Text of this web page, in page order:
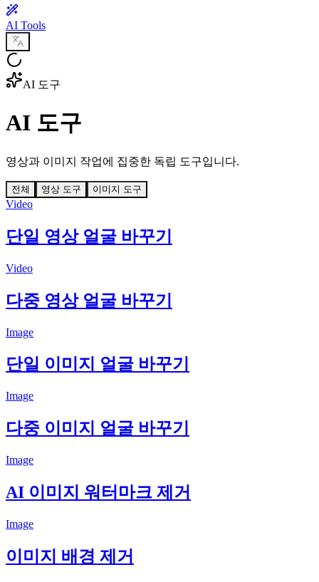
AI Tools
AI 도구
AI 도구
영상과 이미지 작업에 집중한 독립 도구입니다.
전체 영상 도구 이미지 도구
Video
단일 영상 얼굴 바꾸기
Video
다중 영상 얼굴 바꾸기
Image
단일 이미지 얼굴 바꾸기
Image
다중 이미지 얼굴 바꾸기
Image
AI 이미지 워터마크 제거
Image
이미지 배경 제거